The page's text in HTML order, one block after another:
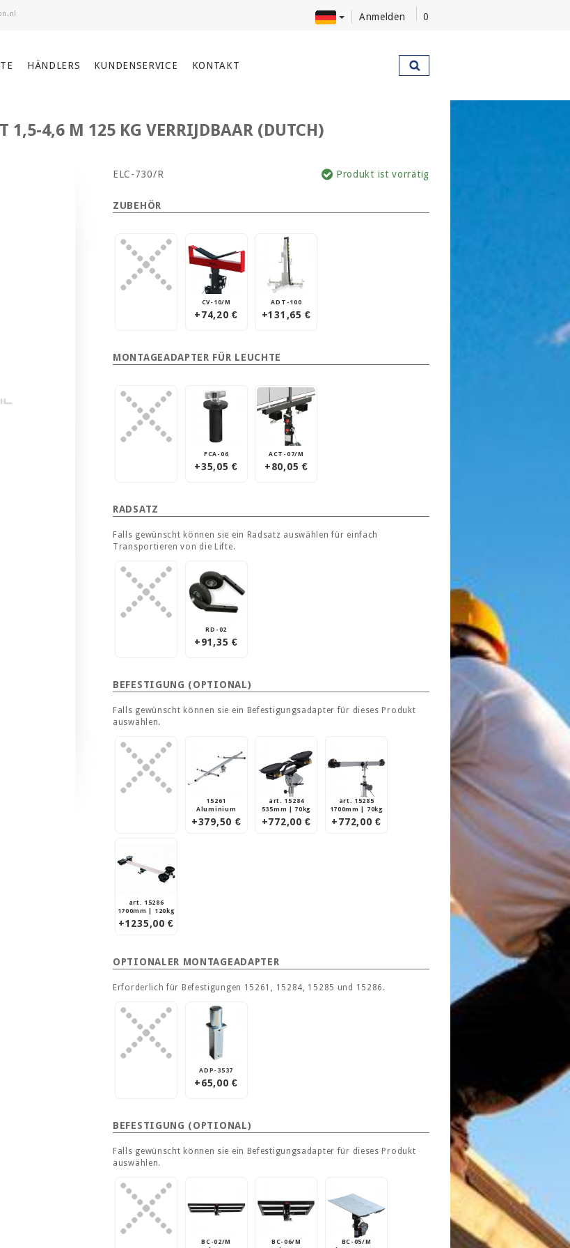
Anmelden 0
HÄNDLERS KUNDENSERVICE KONTAKT
1,5-4,6 M 125 KG VERRIJDBAAR (DUTCH)
ELC-730/R Produkt ist vorrätig
ZUBEHÖR
CV-10/M
+74,20 €
ADT-100
+131,65 €
MONTAGEADAPTER FÜR LEUCHTE
FCA-06
+35,05 €
ACT-07/M
+80,05 €
RADSATZ
Falls gewünscht können sie ein Radsatz auswählen für einfach
Transportieren von die Lifte.
RD-02
+91,35 €
BEFESTIGUNG (OPTIONAL)
Falls gewünscht können sie ein Befestigungsadapter für dieses Produkt
auswählen.
15261
Aluminium
+379,50 €
art. 15284
535mm | 70kg
+772,00 €
art. 15285
1700mm | 70kg
+772,00 €
art. 15286
1700mm | 120kg
+1235,00 €
OPTIONALER MONTAGEADAPTER
Erforderlich für Befestigungen 15261, 15284, 15285 und 15286.
ADP-3537
+65,00 €
BEFESTIGUNG (OPTIONAL)
Falls gewünscht können sie ein Befestigungsadapter für dieses Produkt
auswählen.
BC-02/M
BC-06/M
BC-05/M